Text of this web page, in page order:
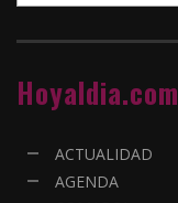
Hoyaldia.com
ACTUALIDAD
AGENDA